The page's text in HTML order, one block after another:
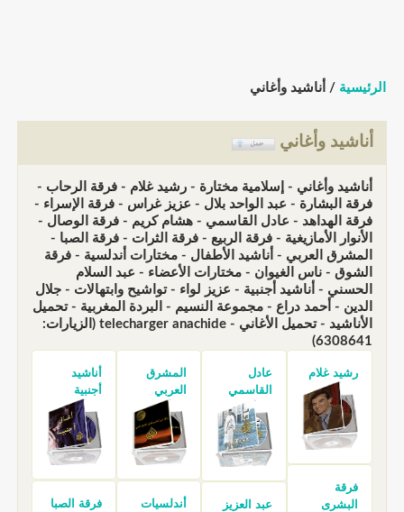
الرئيسية / أناشيد وأغاني
أناشيد وأغاني
أناشيد وأغاني - إسلامية مختارة - رشيد غلام - فرقة الرحاب -
فرقة البشارة - عبد الواحد بلال - عزيز غراس - فرقة الإسراء -
فرقة الهداهد - عادل القاسمي - هشام كريم - فرقة الوصال -
الأنوار الأمازيغية - فرقة الربيع - فرقة الثرات - فرقة الصبا -
المشرق العربي - أناشيد الأطفال - مختارات أندلسية - فرقة
الشوق - ناس الغيوان - مختارات الأعضاء - عبد السلام
الحسني - أناشيد أجنبية - عزيز لواء - تواشيح وابتهالات - جلال
الدين - أحمد دراع - مجموعة النسيم - البردة المغربية - تحميل
الأناشيد - تحميل الأغاني - telecharger anachide (الزيارات:
6308641)
رشيد غلام
فرقة
البشرى
عادل
القاسمي
عبد العزيز
المشرق
العربي
أندلسيات
أناشيد
أجنبية
فرقة الصبا